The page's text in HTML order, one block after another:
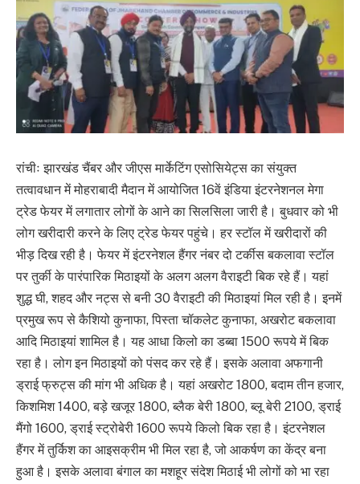
रांचीः झारखंड चैंबर और जीएस मार्केटिंग एसोसियेट्स का संयुक्त
तत्वावधान में मोहराबादी मैदान में आयोजित 16वें इंडिया इंटरनेशनल मेगा
ट्रेड फेयर में लगातार लोगों के आने का सिलसिला जारी है। बुधवार को भी
लोग खरीदारी करने के लिए ट्रेड फेयर पहुंचे। हर स्टॉल में खरीदारों की
भीड़ दिख रही है। फेयर में इंटरनेशल हैंगर नंबर दो टर्कीस बकलावा स्टॉल
पर तुर्की के पारंपारिक मिठाइयों के अलग अलग वैराइटी बिक रहे हैं। यहां
शुद्ध घी, शहद और नट्स से बनी 30 वैराइटी की मिठाइयां मिल रही है। इनमें
प्रमुख रूप से कैशियो कुनाफा, पिस्ता चॉकलेट कुनाफा, अखरोट बकलावा
आदि मिठाइयां शामिल है। यह आधा किलो का डब्बा 1500 रूपये में बिक
रहा है। लोग इन मिठाइयों को पंसद कर रहे हैं। इसके अलावा अफगानी
ड्राई फ्रुट्स की मांग भी अधिक है। यहां अखरोट 1800, बदाम तीन हजार,
किशमिश 1400, बड़े खजूर 1800, ब्लैक बेरी 1800, ब्लू बेरी 2100, ड्राई
मैंगो 1600, ड्राई स्ट्रोबेरी 1600 रूपये किलो बिक रहा है। इंटरनेशल
हैंगर में तुर्किश का आइसक्रीम भी मिल रहा है, जो आकर्षण का केंद्र बना
हुआ है। इसके अलावा बंगाल का मशहूर संदेश मिठाई भी लोगों को भा रहा